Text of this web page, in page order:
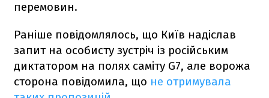
перемовин.
Раніше повідомлялось, що Київ надіслав
запит на особисту зустріч із російським
диктатором на полях саміту G7, але ворожа
сторона повідомила, що не отримувала